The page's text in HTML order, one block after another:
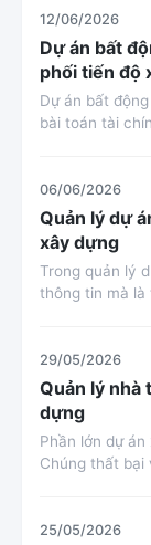
12/06/2026
Dự án bất
phối tiến độ
Dự án bất
bài toán tài
06/06/2026
Quản lý dự
xây dựng
Trong quản lý
thông tin mà là
29/05/2026
Quản lý nhà
dựng
Phần lớn dự
Chúng thất bại
25/05/2026